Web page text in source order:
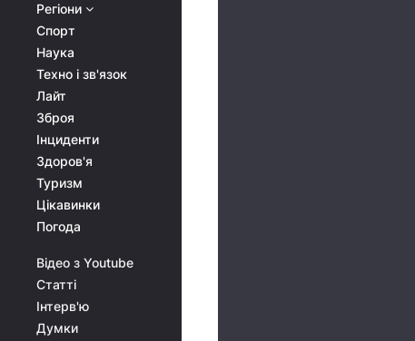
Регіони
Спорт
Наука
Техно і зв'язок
Лайт
Зброя
Інциденти
Здоров'я
Туризм
Цікавинки
Погода
Відео з Youtube
Статті
Інтерв'ю
Думки